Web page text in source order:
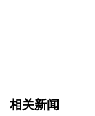
相关新闻